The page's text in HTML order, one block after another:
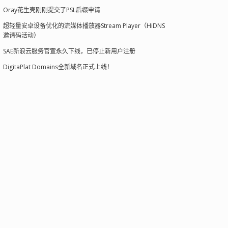
Oray花生壳刚刚提交了PSL后缀申请
超轻量安卓设备优化的流媒体播放器Stream Player（HiDNS
邀请码活动）
SAE新浪云服务官宣永久下线，已停止新用户注册
DigitaPlat Domains全新域名正式上线！